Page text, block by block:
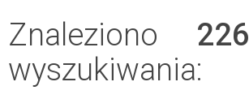
Znaleziono 226
wyszukiwania: